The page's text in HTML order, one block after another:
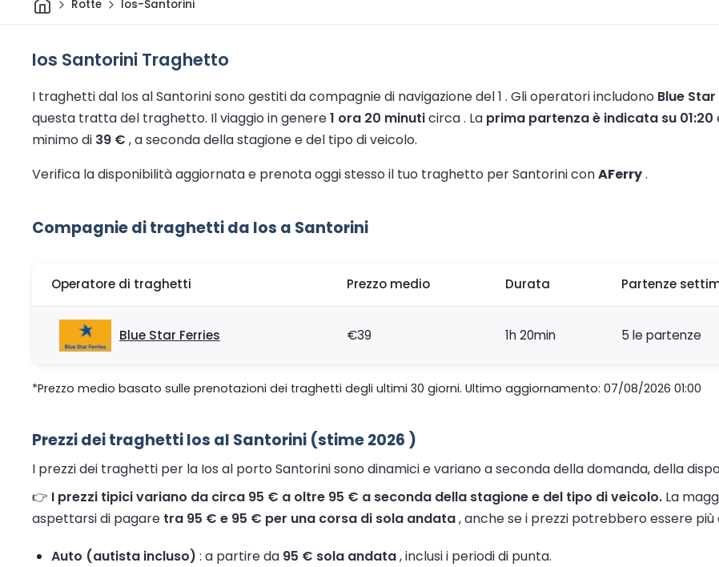
Rotte Ios-Santorini
Ios Santorini Traghetto
I traghetti dal Ios al Santorini sono gestiti da compagnie di navigazione del 1 . Gli operatori includono Blue
questa tratta del traghetto. Il viaggio in genere1 ora 20 minuticirca . La prima partenza è indicata su 01:20
minimo di 39 € , a seconda della stagione e del tipo di veicolo.
Verifica la disponibilità aggiornata e prenota oggi stesso il tuo traghetto per Santorini conAFerry.
Compagnie di traghetti da Ios a Santorini
Operatore di traghetti Prezzo medio Durata Partenze
Blue Star Ferries €39 1h 20min 5 le partenze
*Prezzo medio basato sulle prenotazioni dei traghetti degli ultimi 30 giorni. Ultimo aggiornamento: 07/08/2026 01:00
Prezzi dei traghetti Ios al Santorini (stime 2026 )
I prezzi dei traghetti per la Ios al porto Santorini sono dinamici e variano a seconda della domanda, della
👉 I prezzi tipici variano da circa 95 € a oltre 95 € a seconda della stagione e del tipo di veicolo. La
aspettarsi di pagare tra 95 € e 95 € per una corsa di sola andata, anche se i prezzi potrebbero essere
Auto (autista incluso) : a partire da 95 € sola andata, inclusi i periodi di punta.